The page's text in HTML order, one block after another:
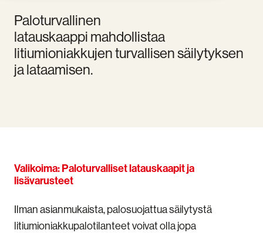
Paloturvallinen
latauskaappi mahdollistaa
litiumioniakkujen turvallisen säilytyksen
ja lataamisen.
Valikoima: Paloturvalliset latauskaapit ja
lisävarusteet
Ilman asianmukaista, palosuojattua säilytystä
litiumioniakkupalotilanteet voivat olla jopa